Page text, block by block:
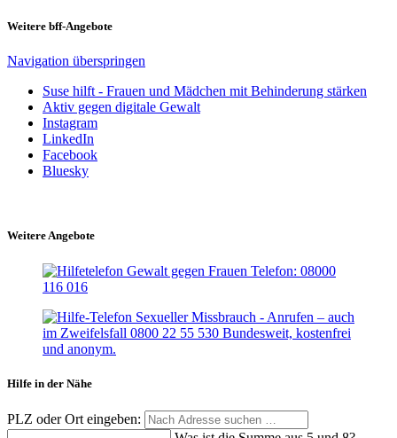
Weitere bff-Angebote
Navigation überspringen
Suse hilft - Frauen und Mädchen mit Behinderung stärken
Aktiv gegen digitale Gewalt
Instagram
LinkedIn
Facebook
Bluesky
Weitere Angebote
Hilfe in der Nähe
PLZ oder Ort eingeben: